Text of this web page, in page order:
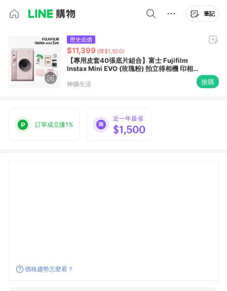
筆記
歷史低價
$11,399 (降$1,500)
【專用皮套40張底片組合】富士 Fujifilm
Instax Mini EVO (玫瑰粉) 拍立得相機 印相機
神腦生活 搶購
訂單成立賺1%
近一年最省
$1,500
價格趨勢怎麼看？